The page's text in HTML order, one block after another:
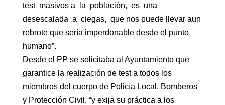
test masivos a la población, es una
desescalada a ciegas, que nos puede llevar aun
rebrote que sería imperdonable desde el punto
humano”.
Desde el PP se solicitaba al Ayuntamiento que
garantice la realización de test a todos los
miembros del cuerpo de Policía Local, Bomberos
y Protección Civil, “y exija su práctica a los